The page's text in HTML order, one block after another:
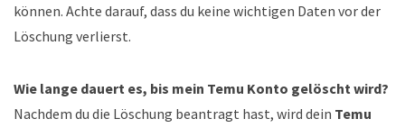
können. Achte darauf, dass du keine wichtigen Daten vor der
Löschung verlierst.
Wie lange dauert es, bis mein Temu Konto gelöscht wird?
Nachdem du die Löschung beantragt hast, wird dein Temu